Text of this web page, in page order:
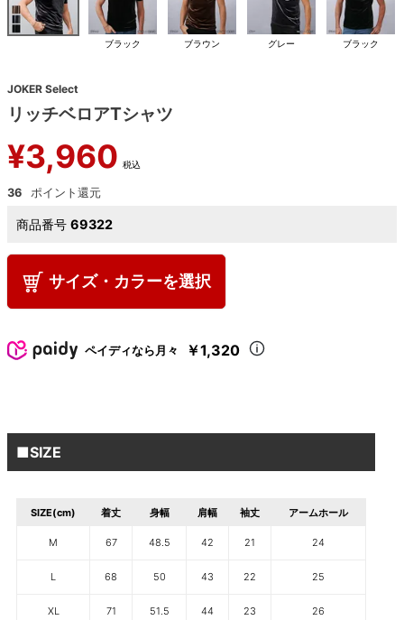
ブラック ブラウン グレー ブラック
JOKER Select
リッチベロアTシャツ
¥3,960 税込
36
商品番号 69322
サイズ・カラーを選択
ペイディなら月々 ￥1,320
■SIZE
SIZE(cm) 着丈 身幅 肩幅 袖丈 アームホール
M 67 48.5 42 21 24
L 68 50 43 22 25
XL 71 51.5 44 23 26